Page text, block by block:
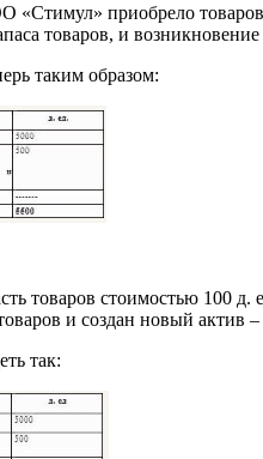
приобрело товаров
товаров, и
таким образом:
товаров стоимостью 100 д.
и создан новый актив –
так: